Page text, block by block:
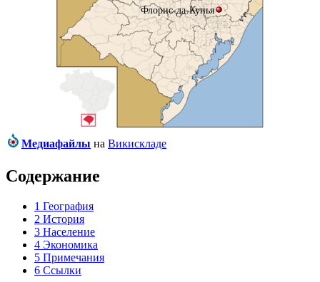
Флорис-да-Кунья
Медиафайлы на Викискладе
Содержание
1 География
2 История
3 Население
4 Экономика
5 Примечания
6 Ссылки